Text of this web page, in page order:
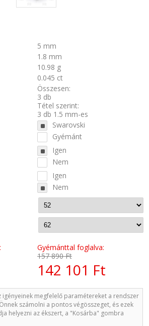
5 mm
1.8 mm
10.98 g
0.045 ct
Összesen:
3 db
Tétel szerint:
3 db 1.5 mm-es
Swarovski
Gyémánt
Igen
Nem
Igen
Nem
Gyémánttal foglalva:
157 890 Ft
142 101 Ft
megfelelő paramétereket a rendszer
számolni a pontos végösszeget, és ezek
helyezni az ékszert, a "Kosárba" gombra